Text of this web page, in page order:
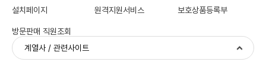
설치페이지 원격지원서비스 보호상품등록부
방문판매 직원조회
계열사 / 관련사이트